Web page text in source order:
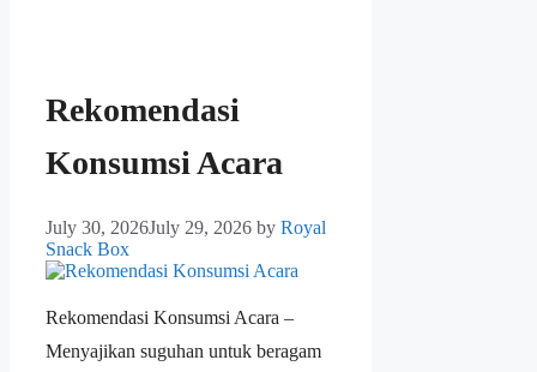
Rekomendasi
Konsumsi Acara
July 30, 2026July 29, 2026 by Royal
Snack Box
Rekomendasi Konsumsi Acara –
Menyajikan suguhan untuk beragam